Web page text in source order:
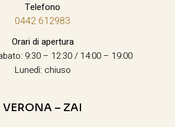
Telefono
0442 612983
Orari di apertura
9:30 – 12:30 / 14:00 – 19:00
Lunedì: chiuso
VERONA – ZAI